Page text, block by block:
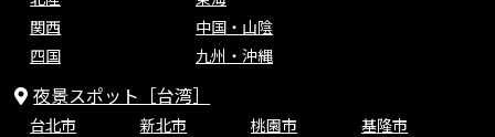
関西
中国・山陰
四国
九州・沖縄
夜景スポット［台湾］
台北市 新北市 桃園市
基隆市